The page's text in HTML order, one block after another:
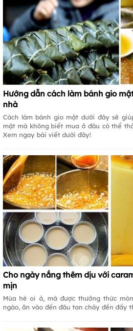
Hướng dẫn cách làm bánh gio
nhà
Cách làm bánh gio mật dưới đây sẽ
mật mà không biết mua ở đâu có thể
Xem ngay bài viết dưới đây!
Cho ngày nắng thêm dịu với
mịn
Mùa hè oi ả, mà được thưởng thức
ngào, ăn vào đến đâu tan chảy đến đấy